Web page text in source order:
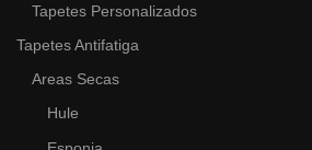
Tapetes Personalizados
Tapetes Antifatiga
Areas Secas
Hule